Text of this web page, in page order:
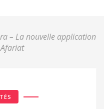
– La nouvelle application